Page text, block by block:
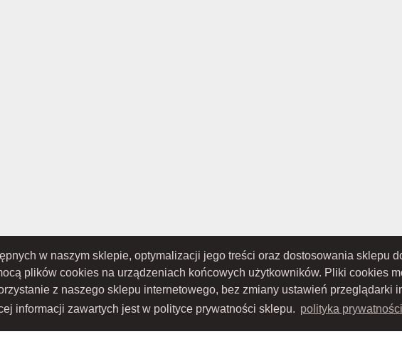
w naszym sklepie, optymalizacji jego treści oraz dostosowania sklepu
plików cookies na urządzeniach końcowych użytkowników. Pliki cookies
z naszego sklepu internetowego, bez zmiany ustawień przeglądarki
informacji zawartych jest w polityce prywatności sklepu. polityka
SPÓŁKA KOMANDYTOWO-AKCYJNA z siedzibą w Nowym Sączu (adres siedziby i adres do
pod numerem KRS 0000434051; sąd rejestrowy, w którym przechowywana jest dokumentacja spółki:
Krajowego Rejestru Sądowego; kapitał zakładowy w wysokości: 10 050 000 zł, w całości opłacony; NIP:
Wszystkie prawa zastrzeżone Proudly designed by